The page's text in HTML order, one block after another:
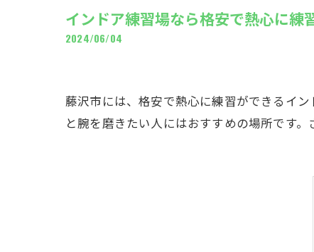
インドア練習場なら格安で熱心に練
2024/06/04
藤沢市には、格安で熱心に練習ができるイ
と腕を磨きたい人にはおすすめの場所です